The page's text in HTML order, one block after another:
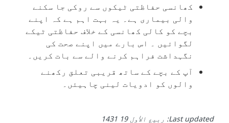
کھانسی حفاظتی ٹیکوں سے روکی جا سکنے
والی بیماری ہے۔ یہ بہت اہم ہے کہ اپنے
بچے کو کالی کھانسی کے خلاف حفاظتی ٹیکے
لگوائیں ۔ اس بارے میں اپنے صحت کی
نگہداشت فراہم کرنے والے سے بات کریں۔
آپ کے بچے کے ساتھ قریبی تعلق رکھنے
والوں کو ادویات لینی چاہیئں۔
Last updated: ربيع الأول 19 1431